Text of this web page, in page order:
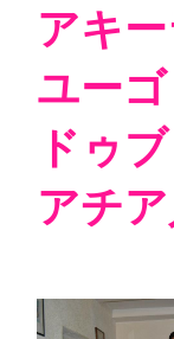
アキ
ユー
ドゥ
アチ